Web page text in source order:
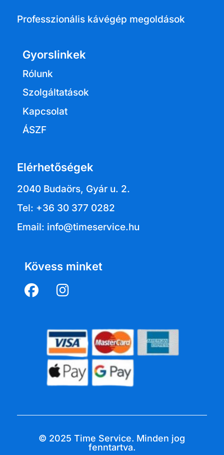
Professzionális kávégép megoldások
Gyorslinkek
Rólunk
Szolgáltatások
Kapcsolat
ÁSZF
Elérhetőségek
2040 Budaörs, Gyár u. 2.
Tel: +36 30 377 0282
Email: info@timeservice.hu
Kövess minket
© 2025 Time Service. Minden jog
fenntartva.